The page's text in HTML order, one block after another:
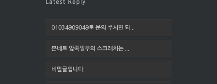
01034909049로 문의 주시면 되...
본네트 앞쪽일부의 스크래치는 ...
비밀글입니다.